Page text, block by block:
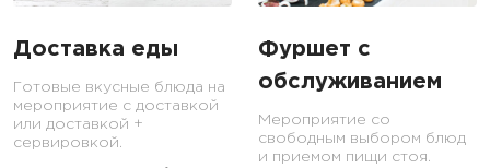
Доставка еды
Готовые вкусные блюда на
мероприятие с доставкой
или доставкой +
сервировкой.
Фуршет с
обслуживанием
Мероприятие со
свободным выбором блюд
и приемом пищи стоя.